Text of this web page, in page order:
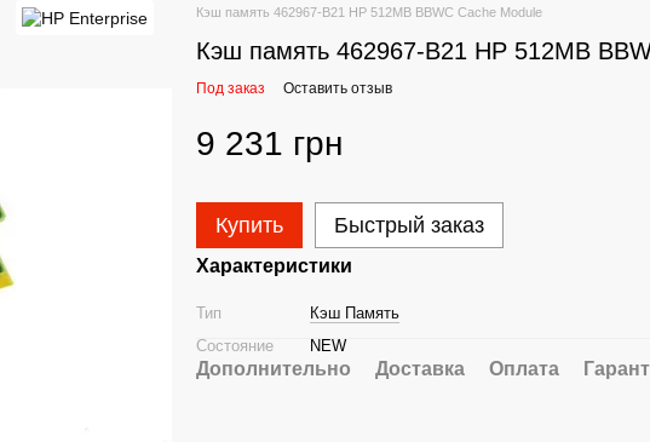
Кэш память 462967-B21 HP 512MB BBWC Cache Module
Кэш память 462967-B21 HP 512MB
Под заказ Оставить отзыв
9 231 грн
Купить Быстрый заказ
Характеристики
Тип
Кэш Память
Состояние
NEW
Дополнительно Доставка Оплата